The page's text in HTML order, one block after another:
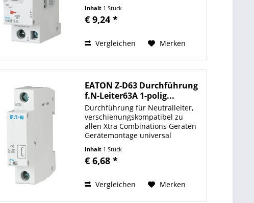
Schaltgeräte für Wohn- und
Zweckbau Auslösecharakteristik B
Inhalt 1 Stück
€ 9,24 *
Vergleichen Merken
EATON Z-D63 Durchführung
f.N-Leiter63A 1-polig...
Durchführung für Neutralleiter,
verschienungskompatibel zu
allen Xtra Combinations Geräten
Gerätemontage universal
Werkseitig angebaut Nein
Baubreite (TE) 1 Anzahl der
Anzahl der...
Inhalt 1 Stück
€ 6,68 *
Vergleichen Merken